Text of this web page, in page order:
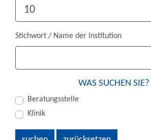
Stichwort / Name der Institution
WAS SUCHEN SIE?
Beratungsstelle
Klinik